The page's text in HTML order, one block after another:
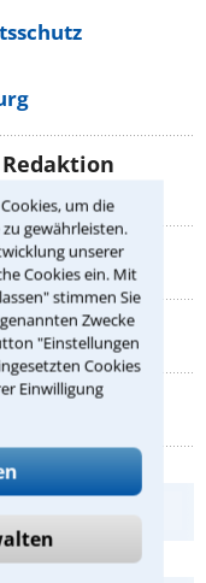
um die
gewährleisten.
unserer
Cookies ein. Mit
stimmen Sie
Zwecke
"Einstellungen
Cookies
Einwilligung
zahlen?
sollte
Urlaub,